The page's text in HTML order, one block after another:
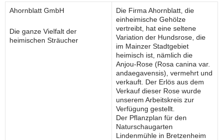
Ahornblatt GmbH
Die ganze Vielfalt der
heimischen Sträucher
Die Firma Ahornblatt, die
einheimische Gehölze
vertreibt, hat eine seltene
Variation der Hundsrose, die
im Mainzer Stadtgebiet
heimisch ist, nämlich die
Anjou-Rose (Rosa canina var.
andaegavensis), vermehrt und
verkauft. Der Erlös aus dem
Verkauf dieser Rose wurde
unserem Arbeitskreis zur
Verfügung gestellt.
Der Pflanzplan für den
Naturschaugarten
Lindenmühle in Bretzenheim